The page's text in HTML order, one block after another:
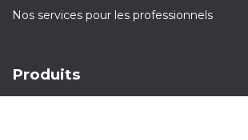
Nos services pour les professionnels
Produits